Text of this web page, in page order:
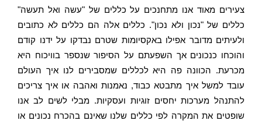
צעירים מאוד אנו מתחנכים על כללים של "עשה ואל תעשה"
כללים של "נכון ולא נכון". כללים אלה הם כללים לא כתובים
ולעיתים מדובר אפילו באקסיומות שטרם נבדקו על ידנו קודם
והוכחו כנכונים אך השפעתם על הסיפור שנספר בוויכוח היא
מכרעת. הכוונה פה היא לכללים שמסבירים לנו איך העולם
עובד למשל איך מתבטא כבוד, נאמנות ואהבה או איך צריכים
להתנהל מערכות יחסים זוגיות ועסקיות. מבלי לשים לב אנו
שופטים את המקרה לפי כללים שלנו שאינם בהכרח נכונים או